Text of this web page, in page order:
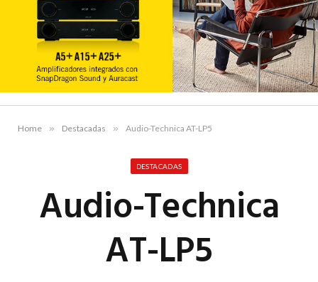
Home » Destacadas » Audio-Technica AT-LP5
DESTACADAS
Audio-Technica
AT-LP5